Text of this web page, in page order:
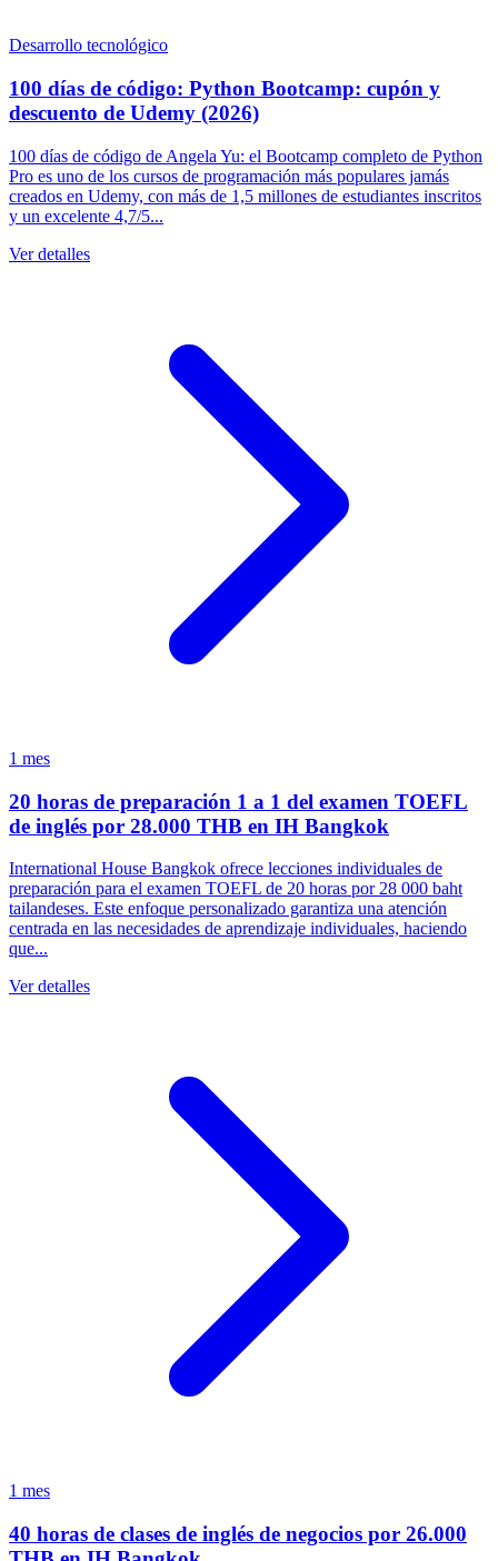
Desarrollo tecnológico
100 días de código: Python Bootcamp: cupón y
descuento de Udemy (2026)
100 días de código de Angela Yu: el Bootcamp completo de Python
Pro es uno de los cursos de programación más populares jamás
creados en Udemy, con más de 1,5 millones de estudiantes inscritos
y un excelente 4,7/5...
Ver detalles
1 mes
20 horas de preparación 1 a 1 del examen TOEFL
de inglés por 28.000 THB en IH Bangkok
International House Bangkok ofrece lecciones individuales de
preparación para el examen TOEFL de 20 horas por 28 000 baht
tailandeses. Este enfoque personalizado garantiza una atención
centrada en las necesidades de aprendizaje individuales, haciendo
que...
Ver detalles
1 mes
40 horas de clases de inglés de negocios por 26.000